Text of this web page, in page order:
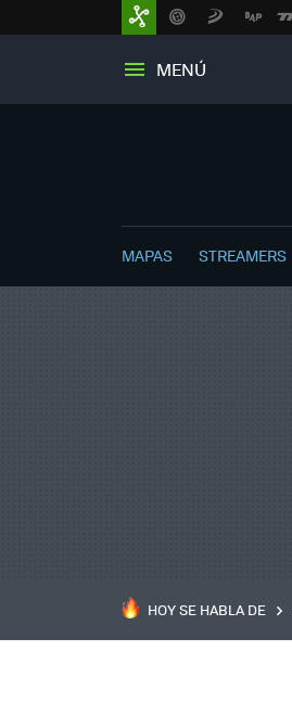
MENÚ
MAPAS STREAMERS
HOY SE HABLA DE